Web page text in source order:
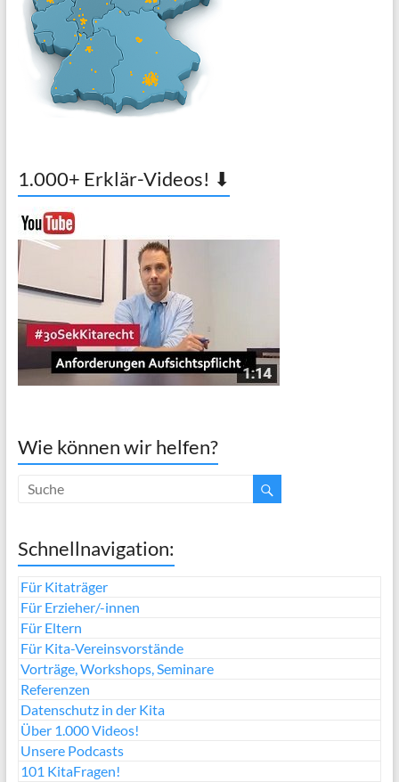
1.000+ Erklär-Videos! ⬇
Wie können wir helfen?
Schnellnavigation:
Für Kitaträger
Für Erzieher/-innen
Für Eltern
Für Kita-Vereinsvorstände
Vorträge, Workshops, Seminare
Referenzen
Datenschutz in der Kita
Über 1.000 Videos!
Unsere Podcasts
101 KitaFragen!